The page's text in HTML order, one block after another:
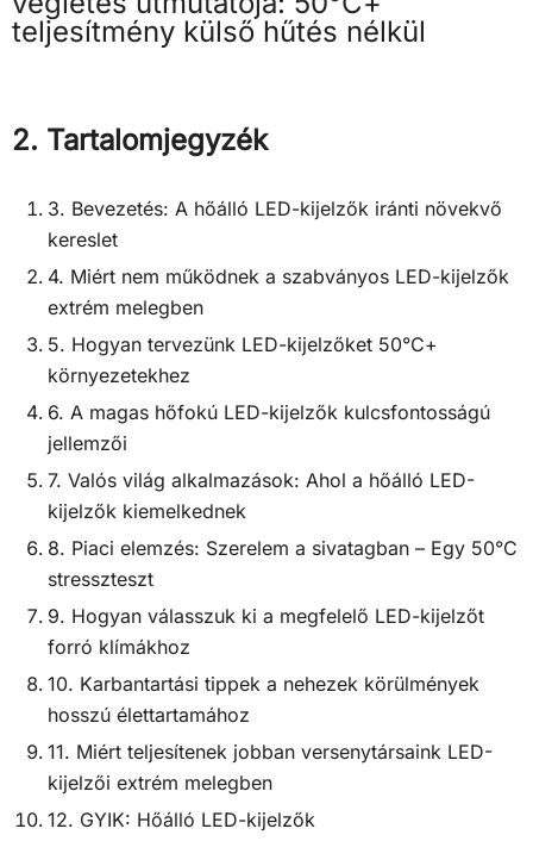
teljesítmény külső hűtés nélkül
2. Tartalomjegyzék
3. Bevezetés: A hőálló LED-kijelzők iránti növekvő
kereslet
4. Miért nem működnek a szabványos LED-kijelzők
extrém melegben
5. Hogyan tervezünk LED-kijelzőket 50°C+
környezetekhez
6. A magas hőfokú LED-kijelzők kulcsfontosságú
jellemzői
7. Valós világ alkalmazások: Ahol a hőálló LED-
kijelzők kiemelkednek
8. Piaci elemzés: Szerelem a sivatagban – Egy 50°C
stresszteszt
9. Hogyan válasszuk ki a megfelelő LED-kijelzőt
forró klímákhoz
10. Karbantartási tippek a nehezek körülmények
hosszú élettartamához
11. Miért teljesítenek jobban versenytársaink LED-
kijelzői extrém melegben
12. GYIK: Hőálló LED-kijelzők